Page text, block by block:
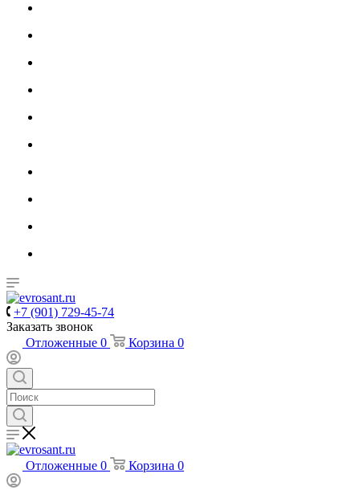
+7 (901) 729-45-74
Заказать звонок
Отложенные 0 Корзина 0
Отложенные 0 Корзина 0